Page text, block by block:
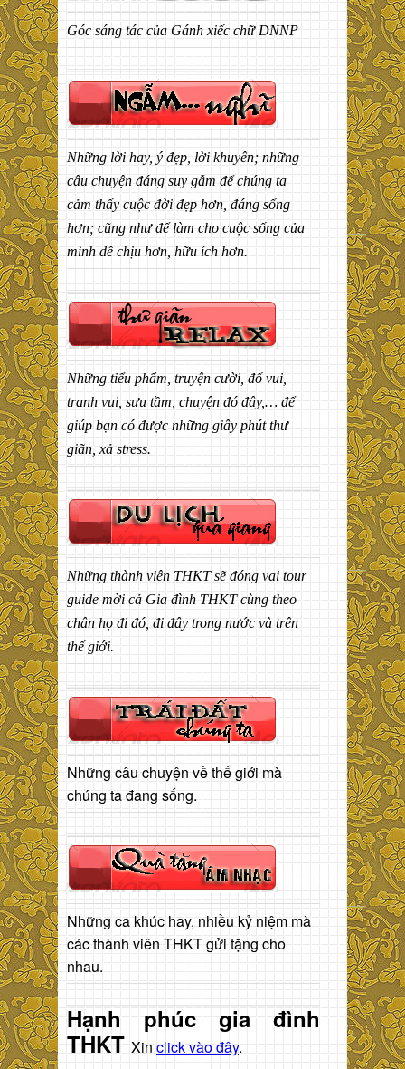
Góc sáng tác của Gánh xiếc chữ DNNP
Những lời hay, ý đẹp, lời khuyên; những
câu chuyện đáng suy gẫm để chúng ta
cảm thấy cuộc đời đẹp hơn, đáng sống
hơn; cũng như để làm cho cuộc sống của
mình dễ chịu hơn, hữu ích hơn.
Những tiểu phẩm, truyện cười, đố vui,
tranh vui, sưu tầm, chuyện đó đây,… để
giúp bạn có được những giây phút thư
giãn, xả stress.
Những thành viên THKT sẽ đóng vai tour
guide mời cả Gia đình THKT cùng theo
chân họ đi đó, đi đây trong nước và trên
thế giới.
Những câu chuyện về thế giới mà
chúng ta đang sống.
Những ca khúc hay, nhiều kỷ niệm mà
các thành viên THKT gửi tặng cho
nhau.
Hạnh phúc gia đình
THKT Xin click vào đây.